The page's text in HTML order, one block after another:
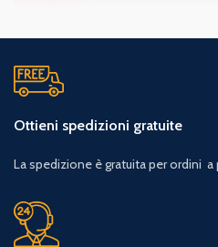
Ottieni spedizioni gratuite
La spedizione è gratuita per ordini a